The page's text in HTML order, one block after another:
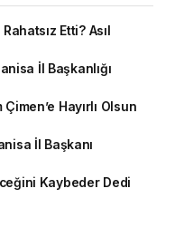
Etti? Asıl
İl Başkanlığı
Hayırlı Olsun
İl Başkanı
Kaybeder Dedi